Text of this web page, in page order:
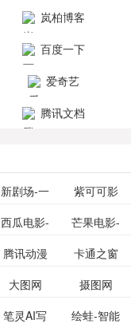
剧片、爱情
片、搞笑片
等全新电
影，是影
合破解游
戏、整合安
卓破解软件
分享与下
载！旨在打
件共享站、
资源
网
岚柏博客
百度一下
爱奇艺
VIP会员
腾讯文档
新剧场-一
个网盘资
源分享小
紫可可影
视-紫可可,
免费提供
更多>>
西瓜电影-
西瓜视频
网站电影
芒果电影-
芒果TV网
站电影频
更多>>
腾讯动漫
频道
卡通之窗
更多>>
大图网
摄图网
更多>>
笔灵AI写 绘蛙-智能